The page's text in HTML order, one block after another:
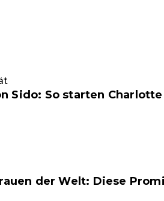
Sido: So starten
der Welt: Diese